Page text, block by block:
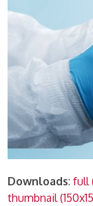
Downloads:full
thumbnail